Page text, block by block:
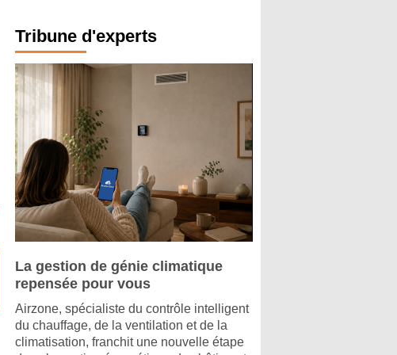
Tribune d'experts
La gestion de génie climatique
repensée pour vous
Airzone, spécialiste du contrôle intelligent
du chauffage, de la ventilation et de la
climatisation, franchit une nouvelle étape